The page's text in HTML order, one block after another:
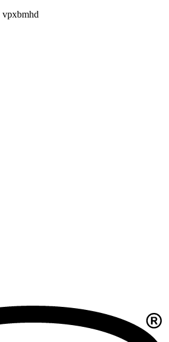
vpxbmhd